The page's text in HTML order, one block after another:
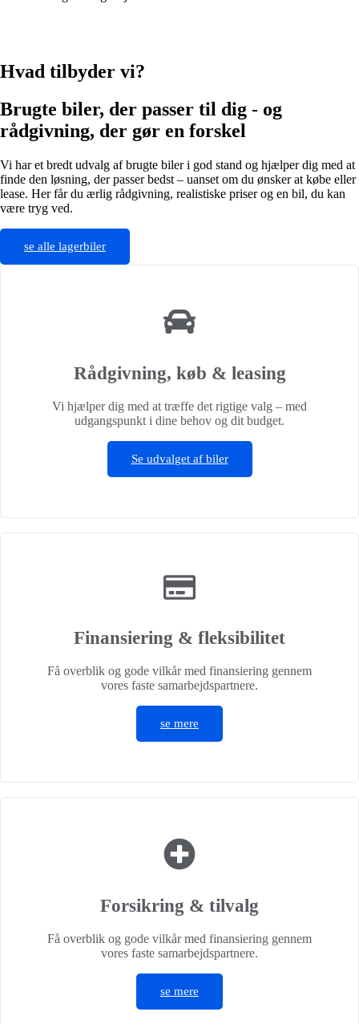
Hvad tilbyder vi?
Brugte biler, der passer til dig - og
rådgivning, der gør en forskel
Vi har et bredt udvalg af brugte biler i god stand og hjælper dig med at
finde den løsning, der passer bedst – uanset om du ønsker at købe eller
lease. Her får du ærlig rådgivning, realistiske priser og en bil, du kan
være tryg ved.
se alle lagerbiler
Rådgivning, køb & leasing
Vi hjælper dig med at træffe det rigtige valg – med
udgangspunkt i dine behov og dit budget.
Se udvalget af biler
Finansiering & fleksibilitet
Få overblik og gode vilkår med finansiering gennem
vores faste samarbejdspartnere.
se mere
Forsikring & tilvalg
Få overblik og gode vilkår med finansiering gennem
vores faste samarbejdspartnere.
se mere